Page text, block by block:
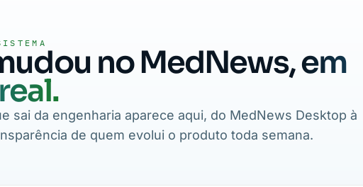
no MedNews,em
sai da engenharia aparece aqui, do MedNews Desktop à
de quem evolui o produto toda semana.